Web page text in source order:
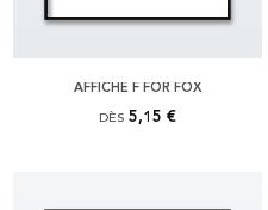
AFFICHE F FOR FOX
DÈS 5,15 €